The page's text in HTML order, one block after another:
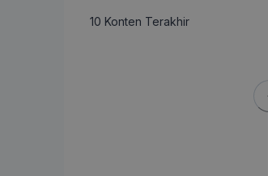
10 Konten Terakhir